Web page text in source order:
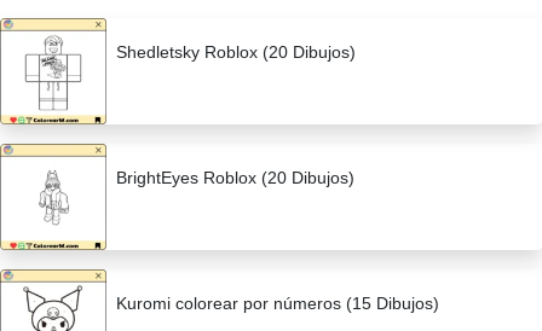
Shedletsky Roblox (20 Dibujos)
BrightEyes Roblox (20 Dibujos)
Kuromi colorear por números (15 Dibujos)